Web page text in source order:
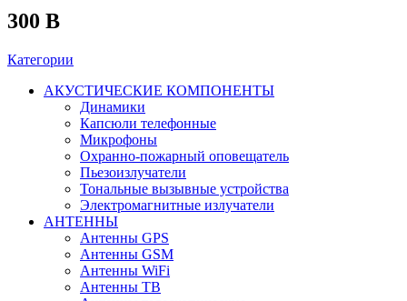
300 B
Категории
АКУСТИЧЕСКИЕ КОМПОНЕНТЫ
Динамики
Капсюли телефонные
Микрофоны
Охранно-пожарный оповещатель
Пьезоизлучатели
Тональные вызывные устройства
Электромагнитные излучатели
АНТЕННЫ
Антенны GPS
Антенны GSM
Антенны WiFi
Антенны ТВ